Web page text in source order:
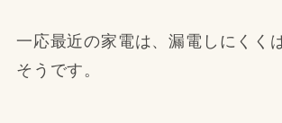
一応最近の家電は、漏電しにくく
そうです。